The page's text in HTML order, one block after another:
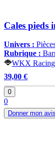
Cales pieds
Univers :
Rubrique :
WKX Racing
39,00 €
0
0
Donner mon avis